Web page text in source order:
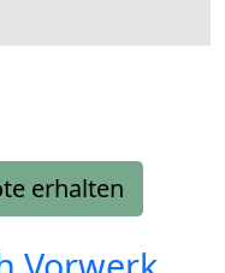
erhalten